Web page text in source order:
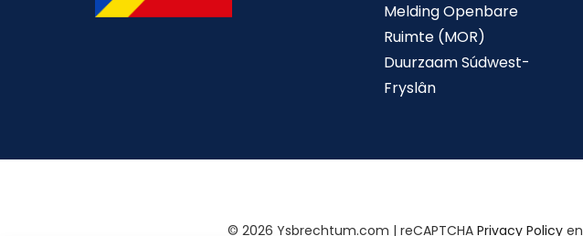
Melding Openbare
Ruimte (MOR)
Duurzaam Súdwest-
Fryslân
© 2026 Ysbrechtum.com | reCAPTCHA Privacy Policyen